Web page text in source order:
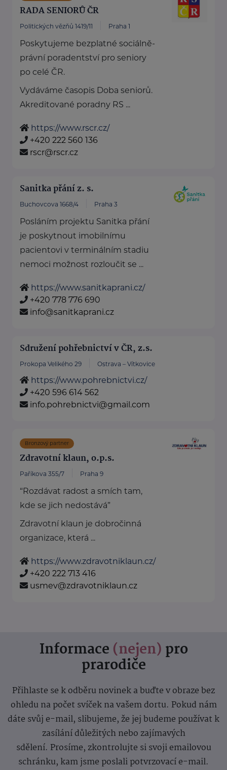
RADA SENIORŮ ČR
Politických vězňů 1419/11 Praha 1
Poskytujeme bezplatné sociálně-
právní poradentství pro seniory
po celé ČR.
Vydáváme časopis Doba seniorů.
Akreditované poradny RS ...
https://www.rscr.cz/
+420 222 560 136
rscr@rscr.cz
Sanitka přání z. s.
Buchovcova 1668/4 Praha 3
Posláním projektu Sanitka přání
je poskytnout imobilnímu
pacientovi v terminálním stadiu
nemoci možnost rozloučit se ...
https://www.sanitkaprani.cz/
+420 778 776 690
info@sanitkaprani.cz
Sdružení pohřebnictví v ČR, z.s.
Prokopa Velikého 29 Ostrava – Vítkovice
https://www.pohrebnictvi.cz/
+420 596 614 562
info.pohrebnictvi@gmail.com
Bronzový partner
Zdravotní klaun, o.p.s.
Paříkova 355/7 Praha 9
“Rozdávat radost a smích tam,
kde se jich nedostává”
Zdravotní klaun je dobročinná
organizace, která ...
https://www.zdravotniklaun.cz/
+420 222 713 416
usmev@zdravotniklaun.cz
Informace (nejen) pro
prarodiče
Přihlaste se k odběru novinek a buďte v obraze bez
ohledu na počet svíček na vašem dortu. Pokud nám
dáte svůj e-mail, slibujeme, že jej budeme používat k
zasílání důležitých nebo zajímavých
sdělení. Prosíme, zkontrolujte si svoji emailovou
schránku, kam jsme poslali potvrzovací e-mail.